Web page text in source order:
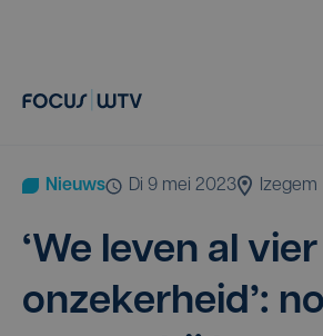
Nieuws di 9 mei 2023 Izegem
‘We leven al
onze­ker­heid’: